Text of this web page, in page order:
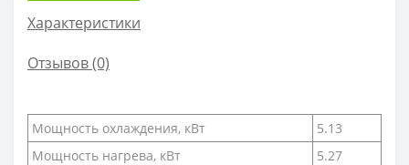
Характеристики
Отзывов (0)
Мощность охлаждения, кВт
5.13
Мощность нагрева, кВт
5.27